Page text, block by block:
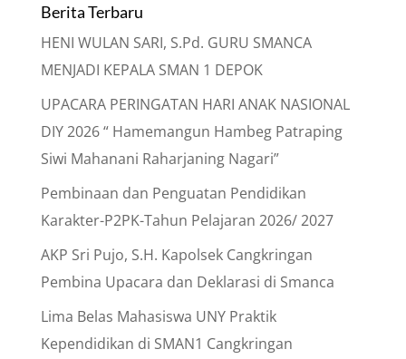
Berita Terbaru
HENI WULAN SARI, S.Pd. GURU SMANCA
MENJADI KEPALA SMAN 1 DEPOK
UPACARA PERINGATAN HARI ANAK NASIONAL
DIY 2026 “ Hamemangun Hambeg Patraping
Siwi Mahanani Raharjaning Nagari”
Pembinaan dan Penguatan Pendidikan
Karakter-P2PK-Tahun Pelajaran 2026/ 2027
AKP Sri Pujo, S.H. Kapolsek Cangkringan
Pembina Upacara dan Deklarasi di Smanca
Lima Belas Mahasiswa UNY Praktik
Kependidikan di SMAN1 Cangkringan